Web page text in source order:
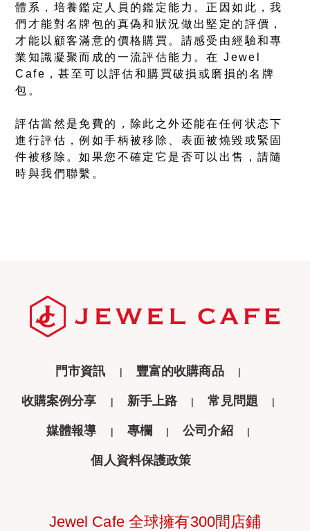
體系，培養鑑定人員的鑑定能力。正因如此，我
們才能對名牌包的真偽和狀況做出堅定的評價，
才能以顧客滿意的價格購買。請感受由經驗和專
業知識凝聚而成的一流評估能力。在 Jewel
Cafe，甚至可以評估和購買破損或磨損的名牌
包。
評估當然是免費的，除此之外还能在任何状态下
進行評估，例如手柄被移除、表面被燒毀或緊固
件被移除。如果您不確定它是否可以出售，請隨
時與我們聯繫。
門市資訊 豐富的收購商品
收購案例分享 新手上路 常見問題
媒體報導 專欄 公司介紹
個人資料保護政策
Jewel Cafe 全球擁有300間店鋪